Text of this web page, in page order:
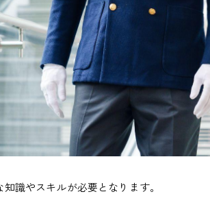
識やスキルが必要となります。